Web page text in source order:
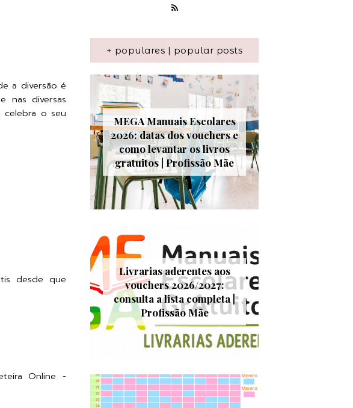
a diversão é
nas diversas
celebra o seu
desde que
Online -
+ populares | popular posts
MEGA Manuais Escolares
2026: datas dos vouchers e
como levantar os livros
gratuitos | Profissão Mãe
Livrarias aderentes aos
vouchers 2026/2027:
consulta a lista completa |
Profissão Mãe